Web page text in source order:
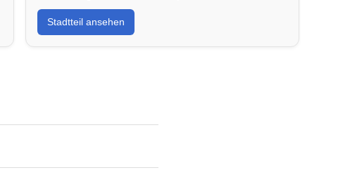
Stadtteil ansehen